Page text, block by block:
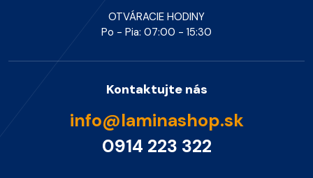
OTVÁRACIE HODINY
Po - Pia: 07:00 - 15:30
Kontaktujte nás
info@laminashop.sk
0914 223 322